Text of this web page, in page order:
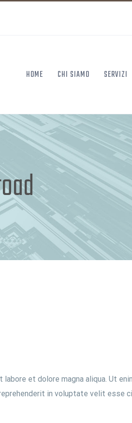
HOME CHI SIAMO SERVIZI
et dolore magna aliqua. Ut
in voluptate velit esse